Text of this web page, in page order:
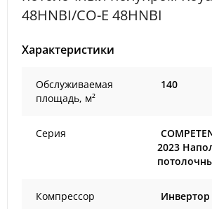
48HNBI/CO-E 48HNBI
Характеристики
Обслуживаемая
площадь, м²
140
Серия
2023
Компрессор Инвертор